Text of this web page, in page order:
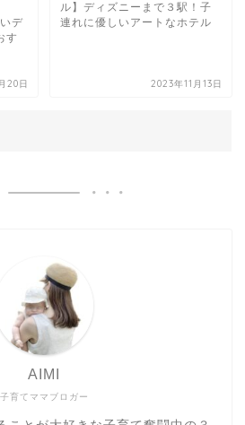
デ
す
20日
ル】ディズニーまで３駅！子
連れに優しいアートなホテル
2023年11月13日
子育てママブロガー
AIMI